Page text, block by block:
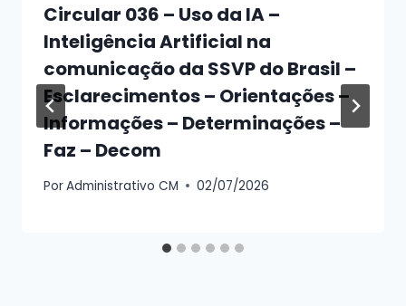
Circular 036 – Uso da IA –
Inteligência Artificial na
comunicação da SSVP do Brasil –
Esclarecimentos – Orientações –
Informações – Determinações –
Faz – Decom
PorAdministrativo CM 02/07/2026